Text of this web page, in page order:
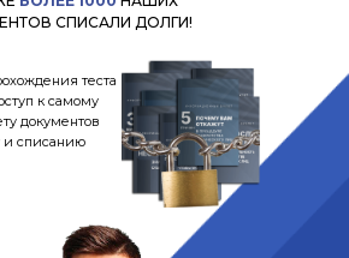
СПИСАЛИ ДОЛГИ!
теста
к самому
документов
и списанию